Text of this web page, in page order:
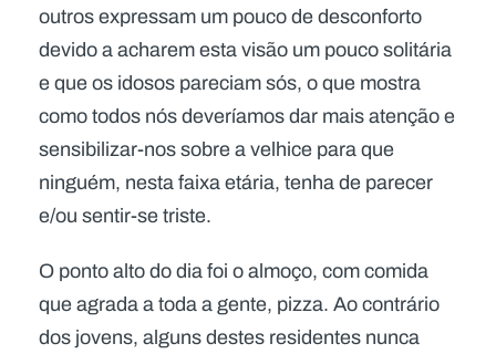
outros expressam um pouco de desconforto
devido a acharem esta visão um pouco solitária
e que os idosos pareciam sós, o que mostra
como todos nós deveríamos dar mais atenção e
sensibilizar-nos sobre a velhice para que
ninguém, nesta faixa etária, tenha de parecer
e/ou sentir-se triste.
O ponto alto do dia foi o almoço, com comida
que agrada a toda a gente, pizza. Ao contrário
dos jovens, alguns destes residentes nunca